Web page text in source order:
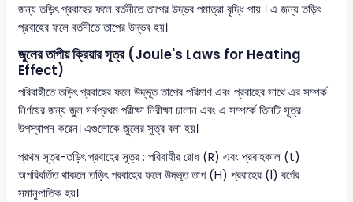
জন্য তড়িৎ প্রবাহের ফলে বর্তনীতে তাপের উদ্ভব পমাত্রা বৃদ্ধি পায় । এ জন্য তড়িৎ
প্রবাহের ফলে বর্তনীতে তাপের উদ্ভব হয়।
জুলের তাপীয় ক্রিয়ার সূত্র (Joule's Laws for Heating
Effect)
পরিবাহীতে তড়িৎ প্রবাহের ফলে উদ্ভূত তাপের পরিমাণ এবং প্রবাহের সাথে এর সম্পর্ক
নির্ণয়ের জন্য জুল সর্বপ্রথম পরীক্ষা নিরীক্ষা চালান এবং এ সম্পর্কে তিনটি সূত্র
উপস্থাপন করেন। এগুলোকে জুলের সূত্র বলা হয়।
প্রথম সূত্র-তড়িৎ প্রবাহের সূত্র : পরিবাহীর রোধ (R) এবং প্রবাহকাল (t)
অপরিবর্তিত থাকলে তড়িৎ প্রবাহের ফলে উদ্ভূত তাপ (H) প্রবাহের (l) বর্গের
সমানুপাতিক হয়।